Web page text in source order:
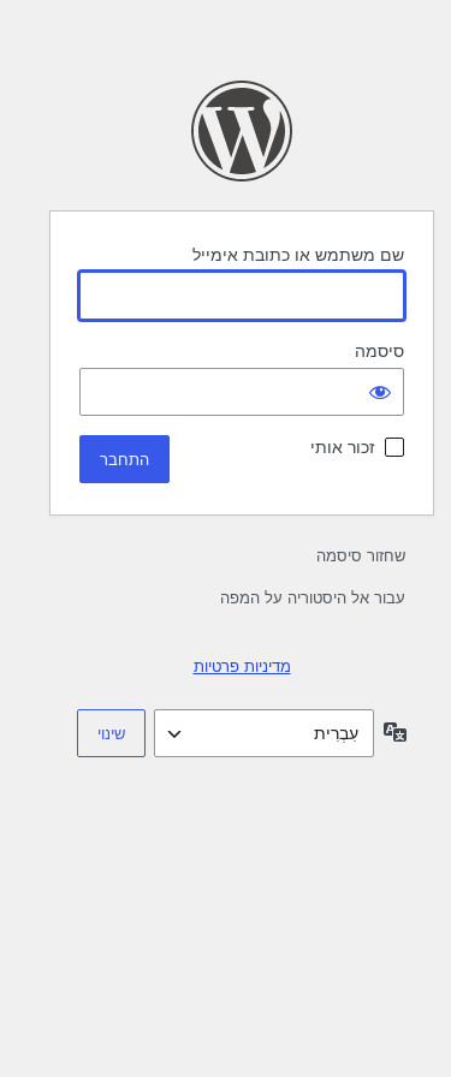
שם משתמש או כתובת אימייל
סיסמה
זכור אותי
שחזור סיסמה
עבור אל היסטוריה על המפה
מדיניות פרטיות
שפה